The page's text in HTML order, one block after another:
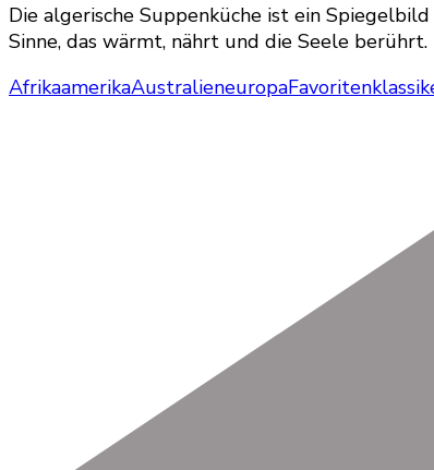
Die algerische Suppenküche ist ein
Sinne, das wärmt, nährt und die Seele berührt.
AfrikaamerikaAustralieneuropaFavoriten